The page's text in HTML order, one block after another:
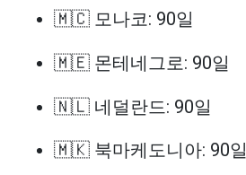
🇲🇨 모나코: 90일
🇲🇪 몬테네그로: 90일
🇳🇱 네덜란드: 90일
🇲🇰 북마케도니아: 90일